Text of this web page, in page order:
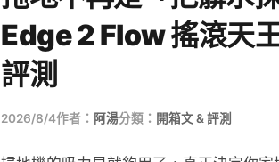
Edge 2 Flow 搖滾天
評測
2026/8/4作者： 阿湯分類： 開箱文 & 評測